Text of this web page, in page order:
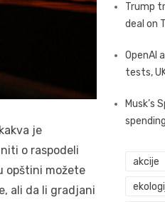
je
o raspodeli
opštini možete
ali da li gradjani
Trump
deal on
OpenAI
tests,
Musk’s
akcije